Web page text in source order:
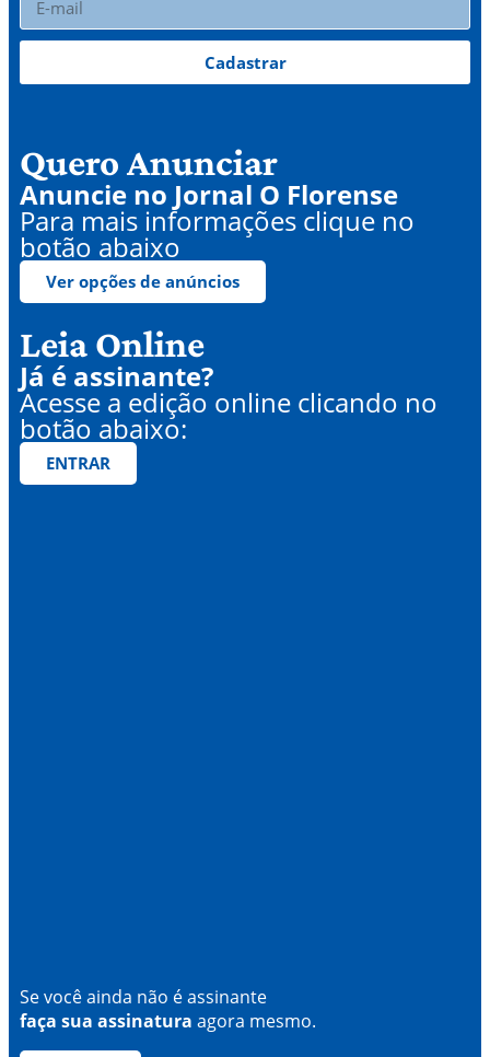
Cadastrar
Quero Anunciar
Anuncie no Jornal O Florense
Para mais informações clique no
botão abaixo
Ver opções de anúncios
Leia Online
Já é assinante?
Acesse a edição online clicando no
botão abaixo:
ENTRAR
Se você ainda não é assinante
faça sua assinatura agora mesmo.